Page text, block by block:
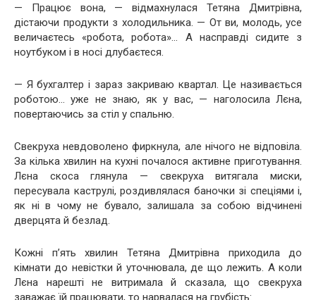
— Працює вона, — відмахнулася Тетяна Дмитрівна,
дістаючи продукти з холодильника. — От ви, молодь, усе
величаєтесь «робота, робота»… А насправді сидите з
ноутбуком і в носі длубаєтеся.
— Я бухгалтер і зараз закриваю квартал. Це називається
роботою… уже не знаю, як у вас, — наголосила Лєна,
повертаючись за стіл у спальню.
Свекруха невдоволено фиркнула, але нічого не відповіла.
За кілька хвилин на кухні почалося активне приготування.
Лєна скоса глянула — свекруха витягала миски,
пересувала каструлі, роздивлялася баночки зі спеціями і,
як ні в чому не бувало, залишала за собою відчинені
дверцята й безлад.
Кожні п’ять хвилин Тетяна Дмитрівна приходила до
кімнати до невістки й уточнювала, де що лежить. А коли
Лєна нарешті не витримала й сказала, що свекруха
заважає їй працювати, то нарвалася на грубість: